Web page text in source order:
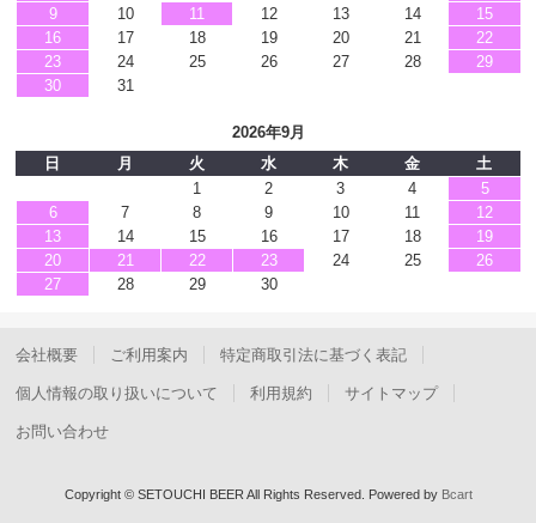
9
10 11 12 13 14
15
16
17 18 19 20 21
22
23
24 25 26 27 28
29
30
31
2026年9月
日
月 火 水 木 金
土
1
2 3 4
5
6
7 8 9 10 11
12
13
14 15 16 17 18
19
20
21 22 23 24 25
26
27
28 29 30
会社概要 ご利用案内 特定商取引法に基づく表記
個人情報の取り扱いについて 利用規約 サイトマップ
お問い合わせ
Copyright © SETOUCHI BEER All Rights Reserved. Powered by Bcart